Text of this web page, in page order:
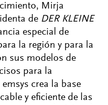
Mirja
de DER KLEINE
especial de
la región y para la
sus modelos de
para la
emsys crea la base
y eficiente de las